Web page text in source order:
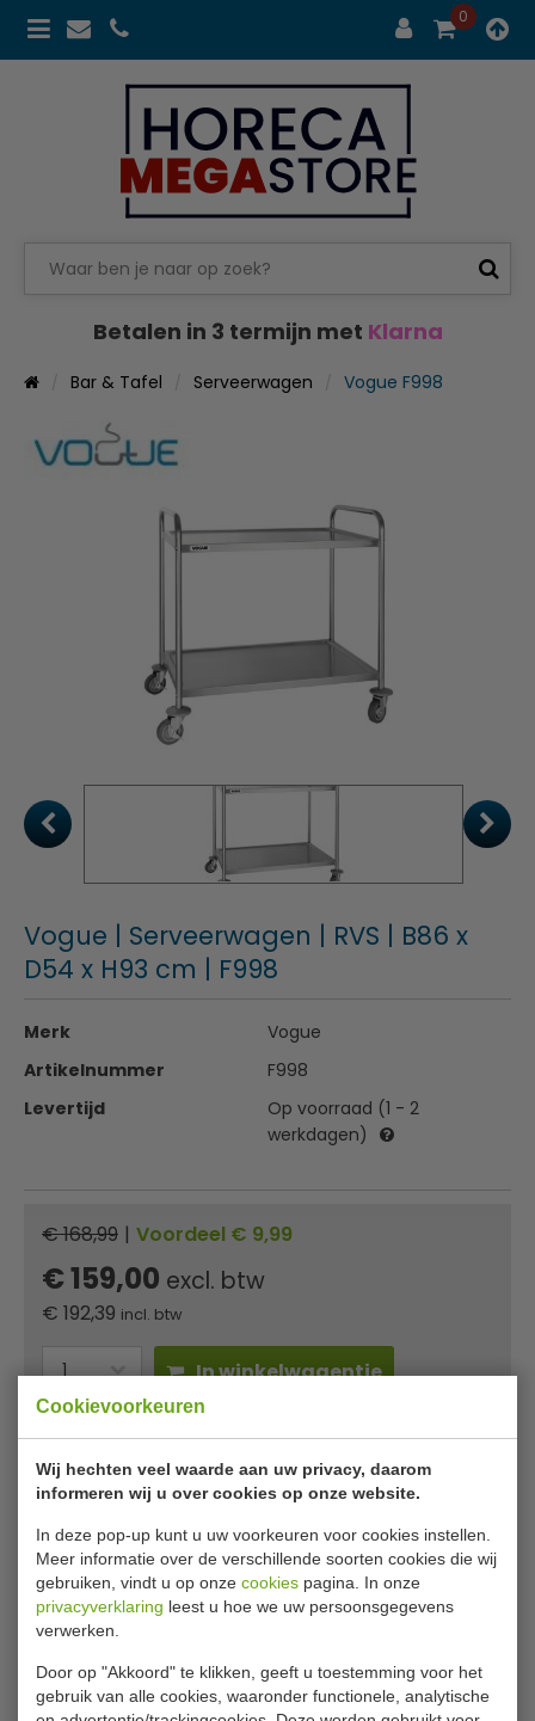
Cookievoorkeuren
Wij hechten veel waarde aan uw privacy, daarom
informeren wij u over cookies op onze website.
In deze pop-up kunt u uw voorkeuren voor cookies instellen.
Meer informatie over de verschillende soorten cookies die wij
gebruiken, vindt u op onze cookies pagina. In onze
privacyverklaring leest u hoe we uw persoonsgegevens
verwerken.
Door op "Akkoord" te klikken, geeft u toestemming voor het
gebruik van alle cookies, waaronder functionele, analytische
0
Betalen in 3 termijn met Klarna
Bar & Tafel Serveerwagen Vogue F998
Vogue | Serveerwagen | RVS | B86 x
D54 x H93 cm | F998
Merk
Vogue
Artikelnummer
F998
Levertijd
Op voorraad (1 - 2
werkdagen)
€ 168,99 | Voordeel € 9,99
€ 159,00 excl. btw
€ 192,39 incl. btw
In winkelwagentje
✔ Gratis verzending* ✔ 24 uur levering ✔ Laagste
Vogue RVS serveerwagen met 2
bladen large
Serveerwagen van het toonaangevende merk Vogue. Van
uitstekende kwaliteit en gemaakt van sterk en duurzaam